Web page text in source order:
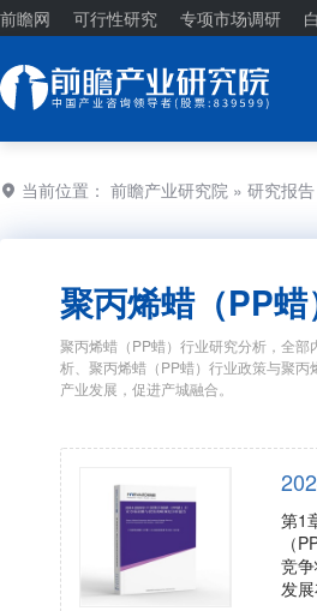
前瞻网 可行性研究 专项市场调研
当前位置： 前瞻产业研究院 » 研究报告
聚丙烯蜡（PP
聚丙烯蜡（PP蜡）行业研究分析，全
析、聚丙烯蜡（PP蜡）行业政策与聚
产业发展，促进产城融合。
第1
（
竞
发